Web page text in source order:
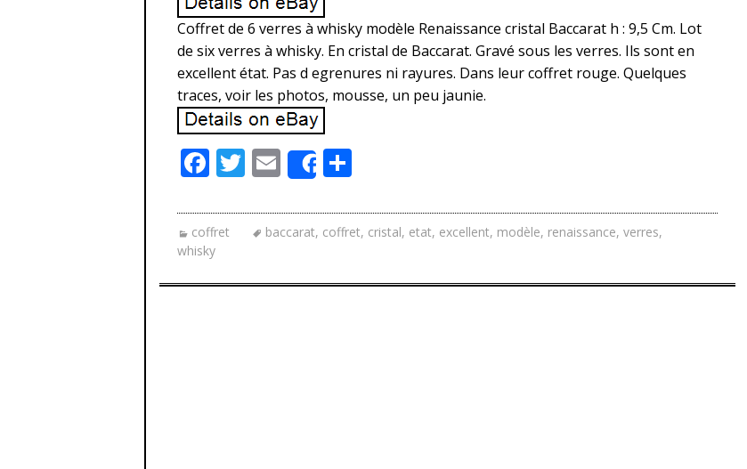
Coffret de 6 verres à whisky modèle Renaissance cristal Baccarat h : 9,5 Cm. Lot
de six verres à whisky. En cristal de Baccarat. Gravé sous les verres. Ils sont en
excellent état. Pas d egrenures ni rayures. Dans leur coffret rouge. Quelques
traces, voir les photos, mousse, un peu jaunie.
F
e
b
o
T
itt
er
E
m
ai
l
Share
ta
g
er
coffret baccarat, coffret, cristal, etat, excellent, modèle, renaissance, verres,
whisky